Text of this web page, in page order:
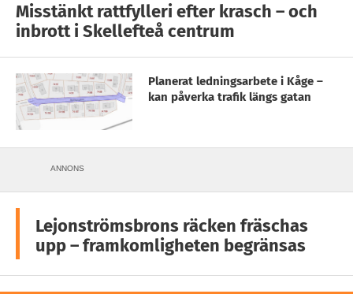
Misstänkt rattfylleri efter krasch – och
inbrott i Skellefteå centrum
Planerat ledningsarbete i Kåge –
kan påverka trafik längs gatan
ANNONS
Lejonströmsbrons räcken fräschas
upp – framkomligheten begränsas